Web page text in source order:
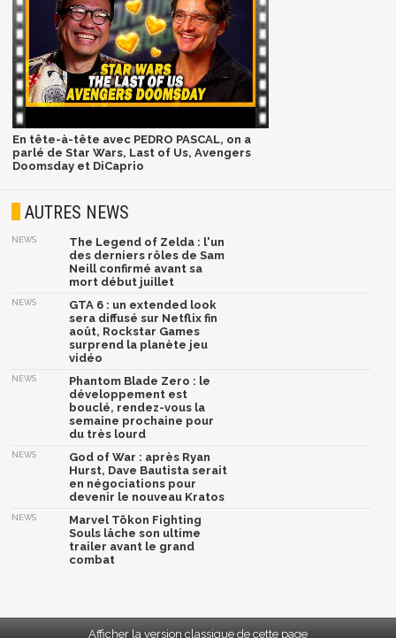
En tête-à-tête avec PEDRO PASCAL, on a
parlé de Star Wars, Last of Us, Avengers
Doomsday et DiCaprio
AUTRES NEWS
NEWS
The Legend of Zelda : l'un
des derniers rôles de Sam
Neill confirmé avant sa
mort début juillet
NEWS
GTA 6 : un extended look
sera diffusé sur Netflix fin
août, Rockstar Games
surprend la planète jeu
vidéo
NEWS
Phantom Blade Zero : le
développement est
bouclé, rendez-vous la
semaine prochaine pour
du très lourd
NEWS
God of War : après Ryan
Hurst, Dave Bautista serait
en négociations pour
devenir le nouveau Kratos
NEWS
Marvel Tōkon Fighting
Souls lâche son ultime
trailer avant le grand
combat
Afficher la version classique de cette page